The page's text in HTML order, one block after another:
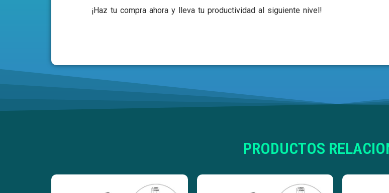
¡Haz tu compra ahora y lleva tu productividad al siguiente nivel!
PRODUCTOS